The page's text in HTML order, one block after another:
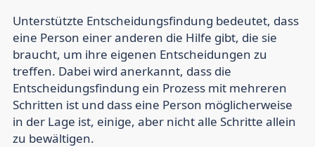
Unterstützte Entscheidungsfindung bedeutet, dass
eine Person einer anderen die Hilfe gibt, die sie
braucht, um ihre eigenen Entscheidungen zu
treffen. Dabei wird anerkannt, dass die
Entscheidungsfindung ein Prozess mit mehreren
Schritten ist und dass eine Person möglicherweise
in der Lage ist, einige, aber nicht alle Schritte allein
zu bewältigen.